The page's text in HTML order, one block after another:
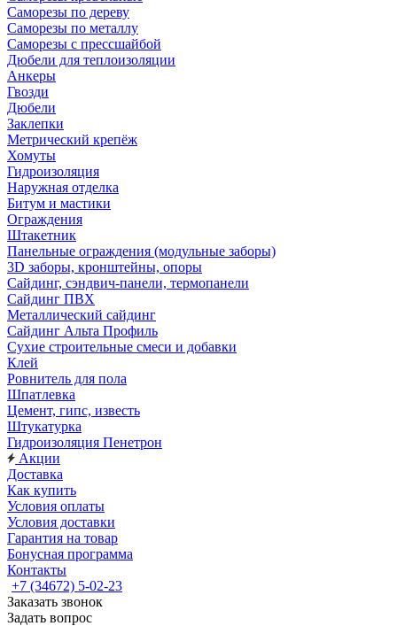
Саморезы по дереву
Саморезы по металлу
Саморезы с прессшайбой
Дюбели для теплоизоляции
Анкеры
Гвозди
Дюбели
Заклепки
Метрический крепёж
Хомуты
Гидроизоляция
Наружная отделка
Битум и мастики
Ограждения
Штакетник
Панельные ограждения (модульные заборы)
3D заборы, кронштейны, опоры
Cайдинг, сэндвич-панели, термопанели
Сайдинг ПВХ
Металлический сайдинг
Сайдинг Альта Профиль
Сухие строительные смеси и добавки
Клей
Ровнитель для пола
Шпатлевка
Цемент, гипс, известь
Штукатурка
Гидроизоляция Пенетрон
Акции
Доставка
Как купить
Условия оплаты
Условия доставки
Гарантия на товар
Бонусная программа
Контакты
+7 (34672) 5-02-23
Заказать звонок
Задать вопрос